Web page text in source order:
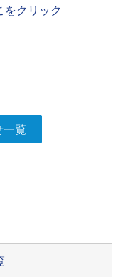
をクリック
覧